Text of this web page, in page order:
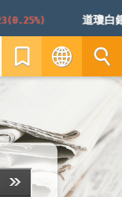
道瓊白銀
EN